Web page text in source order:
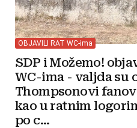
OBJAVILI RAT WC-ima
SDP i Možemo!
WC-ima - valjda su
Thompsonovi
kao u ratnim
po c...